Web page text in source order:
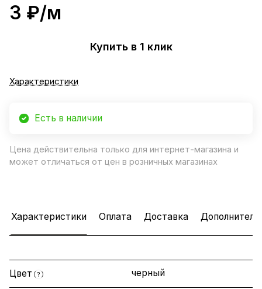
3 ₽/м
Купить в 1 клик
Характеристики
Есть в наличии
Цена действительна только для интернет-магазина и
может отличаться от цен в розничных магазинах
Характеристики Оплата Доставка
Цвет ? черный